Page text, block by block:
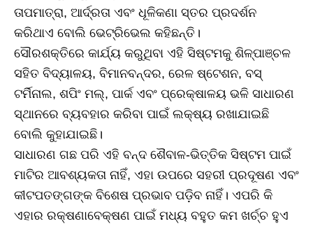
ତାପମାତ୍ରା, ଆର୍ଦ୍ରତା ଏବଂ ଧୂଳିକଣା ସ୍ତର ପ୍ରଦର୍ଶନ
କରିଥାଏ ବୋଲି ଭେଟ୍ରିଭେଲ କହିଛନ୍ତି।
ସୌରଶକ୍ତିରେ କାର୍ଯ୍ୟ କରୁଥିବା ଏହି ସିଷ୍ଟମକୁ ଶିଳ୍ପାଞ୍ଚଳ
ସହିତ ବିଦ୍ୟାଳୟ, ବିମାନବନ୍ଦର, ରେଳ ଷ୍ଟେଶନ, ବସ୍‌
ଟର୍ମିନାଲ, ଶପିଂ ମଲ୍‌, ପାର୍କ ଏବଂ ପ୍ରେକ୍ଷାଳୟ ଭଳି ସାଧାରଣ
ସ୍ଥାନରେ ବ୍ୟବହାର କରିବା ପାଇଁ ଲକ୍ଷ୍ୟ ରଖାଯାଇଛି
ବୋଲି କୁହାଯାଇଛି।
ସାଧାରଣ ଗଛ ପରି ଏହି ବନ୍ଦ ଶୈବାଳ-ଭିତ୍ତିକ ସିଷ୍ଟମ ପାଇଁ
ମାଟିର ଆବଶ୍ୟକତା ନାହିଁ, ଏହା ଉପରେ ସହରୀ ପ୍ରଦୂଷଣ ଏବଂ
କୀଟପତଙ୍ଗଙ୍କ ବିଶେଷ ପ୍ରଭାବ ପଡ଼ିବ ନାହିଁ। ଏପରି କି
ଏହାର ରକ୍ଷଣାବେକ୍ଷଣ ପାଇଁ ମଧ୍ୟ ବହୁତ କମ ଖର୍ଚ୍ଚ ହୁଏ